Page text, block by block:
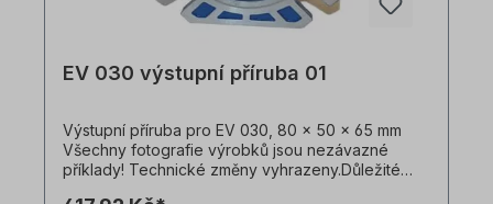
EV 030 výstupní příruba 01
Výstupní příruba pro EV 030, 80 x 50 x 65 mm
Všechny fotografie výrobků jsou nezávazné
příklady! Technické změny vyhrazeny.Důležité